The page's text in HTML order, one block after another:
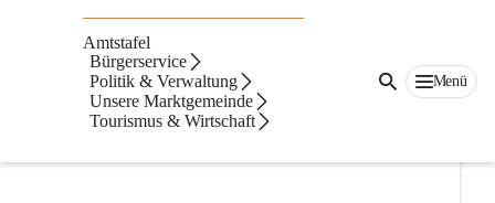
Amtstafel
Bürgerservice
Politik & Verwaltung
Unsere Marktgemeinde
Tourismus & Wirtschaft
Menü
Gemeindevorstand